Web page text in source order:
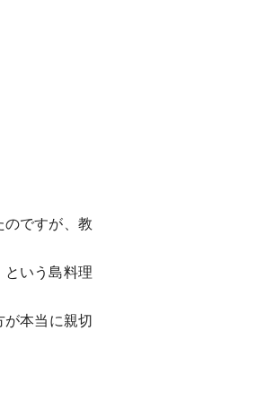
ですが、 教
という島料理
が本当に親切